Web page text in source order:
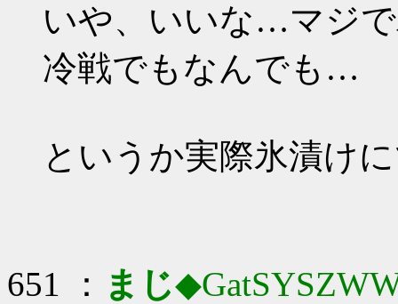
いや、いいな…マジ
冷戦でもなんでも…
というか実際氷漬け
651 ： まじ